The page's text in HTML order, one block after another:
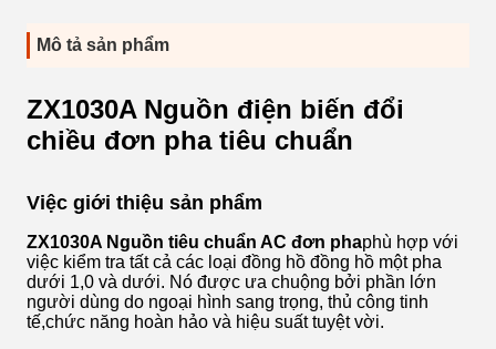
Mô tả sản phẩm
ZX1030A Nguồn điện biến đổi
chiều đơn pha tiêu chuẩn
Việc giới thiệu sản phẩm
ZX1030A Nguồn tiêu chuẩn AC đơn phaphù hợp với
việc kiểm tra tất cả các loại đồng hồ đồng hồ một pha
dưới 1,0 và dưới. Nó được ưa chuộng bởi phần lớn
người dùng do ngoại hình sang trọng, thủ công tinh
tế,chức năng hoàn hảo và hiệu suất tuyệt vời.